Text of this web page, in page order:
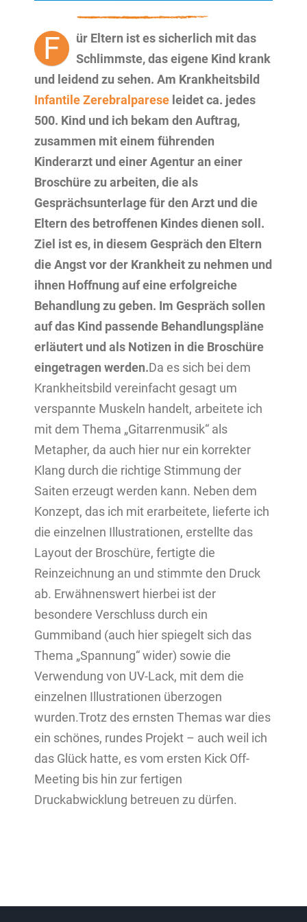
F
ür Eltern ist es sicherlich mit das
Schlimmste, das eigene Kind krank
und leidend zu sehen. Am Krankheitsbild
Infantile Zerebralpareseleidet ca. jedes
500. Kind und ich bekam den Auftrag,
zusammen mit einem führenden
Kinderarzt und einer Agentur an einer
Broschüre zu arbeiten, die als
Gesprächsunterlage für den Arzt und die
Eltern des betroffenen Kindes dienen soll.
Ziel ist es, in diesem Gespräch den Eltern
die Angst vor der Krankheit zu nehmen und
ihnen Hoffnung auf eine erfolgreiche
Behandlung zu geben. Im Gespräch sollen
auf das Kind passende Behandlungspläne
erläutert und als Notizen in die Broschüre
eingetragen werden.Da es sich bei dem
Krankheitsbild vereinfacht gesagt um
verspannte Muskeln handelt, arbeitete ich
mit dem Thema „Gitarrenmusik“ als
Metapher, da auch hier nur ein korrekter
Klang durch die richtige Stimmung der
Saiten erzeugt werden kann. Neben dem
Konzept, das ich mit erarbeitete, lieferte ich
die einzelnen Illustrationen, erstellte das
Layout der Broschüre, fertigte die
Reinzeichnung an und stimmte den Druck
ab. Erwähnenswert hierbei ist der
besondere Verschluss durch ein
Gummiband (auch hier spiegelt sich das
Thema „Spannung“ wider) sowie die
Verwendung von UV-Lack, mit dem die
einzelnen Illustrationen überzogen
wurden.Trotz des ernsten Themas war dies
ein schönes, rundes Projekt – auch weil ich
das Glück hatte, es vom ersten Kick Off-
Meeting bis hin zur fertigen
Druckabwicklung betreuen zu dürfen.